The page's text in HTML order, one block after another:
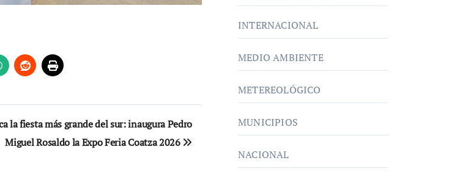
la fiesta más grande del sur: inaugura Pedro
Miguel Rosaldo la Expo Feria Coatza 2026
INTERNACIONAL
MEDIO AMBIENTE
METEREOLÓGICO
MUNICIPIOS
NACIONAL